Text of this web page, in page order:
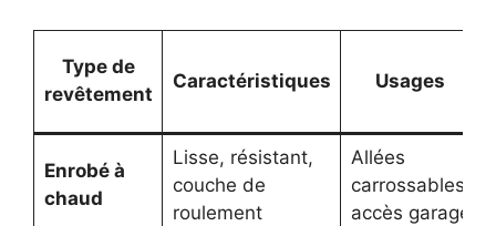
Type de
revêtement
Caractéristiques Usages
Enrobé à
chaud
Lisse, résistant,
couche de
roulement
Allées
carrossables,
accès garage